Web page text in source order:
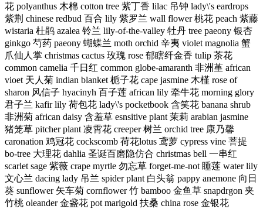
花 polyanthus 木棉 cotton tree 紫丁香 lilac 吊钟 lady\'s eardrops
紫荆 chinese redbud 百合 lily 紫罗兰 wall flower 桃花 peach 紫藤
wistaria 杜鹃 azalea 铃兰 lily-of-the-valley 牡丹 tree paeony 银杏
ginkgo 芍药 paeony 蝴蝶兰 moth orchid 辛夷 violet magnolia 蟹
爪仙人掌 christmas cactus 玫瑰 rose 郁瞎纤金香 tulip 茶花
common camelia 千日红 common globe-amaranth 非洲堇 african
vioet 天人菊 indian blanket 栀子花 cape jasmine 木槿 rose of
sharon 风信子 hyacinyh 百子莲 african lily 牵牛花 morning glory
君子兰 kafir lily 荷包花 lady\'s pocketbook 含笑花 banana shrub
非洲菊 african daisy 含羞草 esnsitive plant 茉莉 arabian jasmine
猪笼草 pitcher plant 凌霄花 creeper 树兰 orchid tree 康乃馨
caronation 鸡冠花 cockscomb 荷花lotus 鸢萝 cypress vine 菩提
bo-tree 大理花 dahlia 圣诞百磨隐仿合 christmas bell 一串红
scarlet sage 紫薇 crape myrtle 勿忘草 forget-me-not 睡莲 water lily
文心兰 dacing lady 吊兰 spider plant 白头翁 pappy anemone 向日
葵 sunflower 矢车菊 cornflower 竹 bamboo 金鱼草 snapdrgon 夹
竹桃 oleander 金盏花 pot marigold 扶桑 china rose 金银花